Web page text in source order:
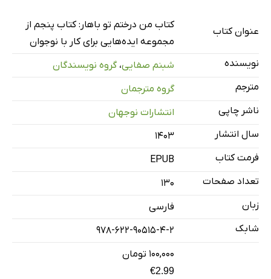
چگونه از این کتاب استفاده کنیم
چند اصل مهم در کار با نوجوانان و استفاده از این کتاب
1. رسول یونان/ دلتنگی
4. لنگستون هیوز/ رؤیا
5. نزار قبانی/ کودکی
6. منوجهر آتشی/ دلگرمی
9. نیما یوشیج/ خانه
10. هوشنگ ابتهاج/ درخت
عنوان کتاب
کتاب من درختم تو باهار: کتاب پنجم از
مجموعه ایده‌هایی برای کار با نوجوان
نویسنده
شبنم صفایی،گروه نویسندگان
مترجم
گروه مترجمان
ناشر چاپی
انتشارات نوجهان
سال انتشار
۱۴۰۳
فرمت کتاب
EPUB
تعداد صفحات
130
زبان
فارسی
شابک
978-622-90515-4-2
۱۰۰,۰۰۰ تومان
€2.99